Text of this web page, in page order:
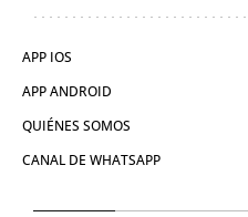
APP IOS
APP ANDROID
QUIÉNES SOMOS
CANAL DE WHATSAPP